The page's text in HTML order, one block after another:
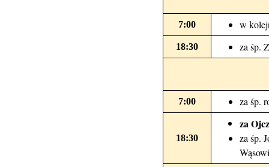
7:00 w
18:30 za śp.
7:00 za śp.
18:30
za
za śp.